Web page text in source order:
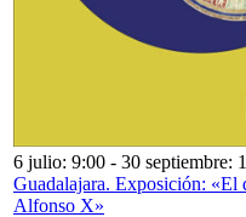
6 julio: 9:00 - 30 septiembre:
Guadalajara. Exposición: «El
Alfonso X»